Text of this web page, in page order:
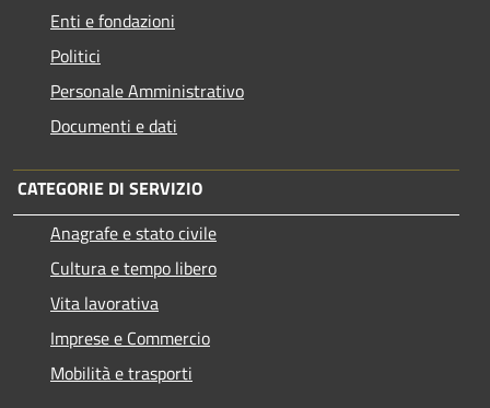
Enti e fondazioni
Politici
Personale Amministrativo
Documenti e dati
CATEGORIE DI SERVIZIO
Anagrafe e stato civile
Cultura e tempo libero
Vita lavorativa
Imprese e Commercio
Mobilità e trasporti